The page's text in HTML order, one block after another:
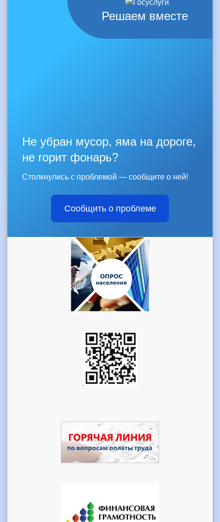
Решаем вместе
Не убран мусор, яма на дороге,
не горит фонарь?
Столкнулись с проблемой — сообщите о ней!
Сообщить о проблеме